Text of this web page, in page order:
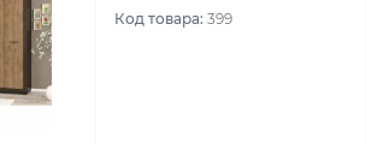
Код товара: 399